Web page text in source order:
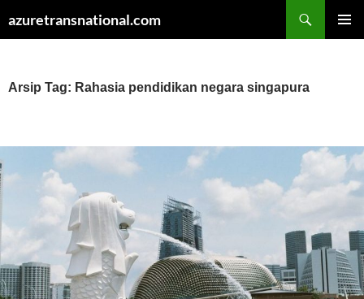
azuretransnational.com
Arsip Tag: Rahasia pendidikan negara singapura